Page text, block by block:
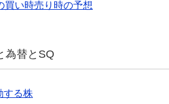
買い時売り時の予想
為替とSQ
する株